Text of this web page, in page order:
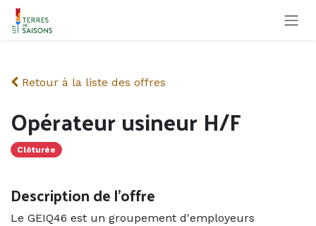
Se rendre au contenu
Retour à la liste des offres
Opérateur usineur H/F
Clôturée
Description de l'offre
Le GEIQ46 est un groupement d'employeurs